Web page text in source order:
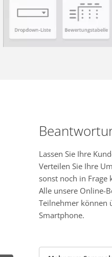
Lassen Sie Ihre
Verteilen Sie Ihre
sonst noch in Frage
Alle unsere Online-
Teilnehmer können
Smartphone.